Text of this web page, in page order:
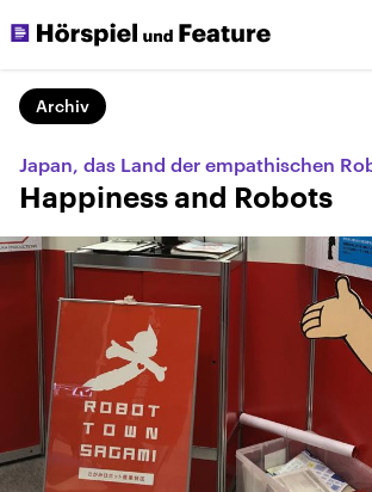
Archiv
Japan, das Land der empathischen
Happiness and Robots